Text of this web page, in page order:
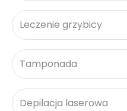
Leczenie grzybicy
Tamponada
Depilacja laserowa